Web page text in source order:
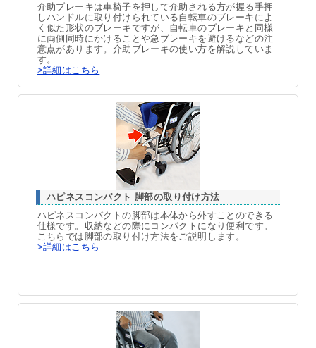
介助ブレーキは車椅子を押して介助される方が握る手押
しハンドルに取り付けられている自転車のブレーキによ
く似た形状のブレーキですが、自転車のブレーキと同様
に両側同時にかけることや急ブレーキを避けるなどの注
意点があります。介助ブレーキの使い方を解説していま
す。
>詳細はこちら
ハピネスコンパクト 脚部の取り付け方法
ハピネスコンパクトの脚部は本体から外すことのできる
仕様です。収納などの際にコンパクトになり便利です。
こちらでは脚部の取り付け方法をご説明します。
>詳細はこちら